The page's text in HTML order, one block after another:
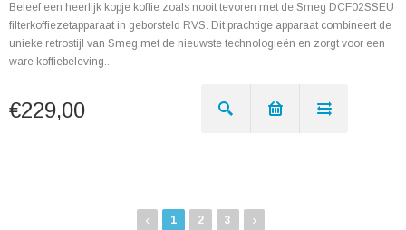
Beleef een heerlijk kopje koffie zoals nooit tevoren met de Smeg DCF02SSEU
filterkoffiezetapparaat in geborsteld RVS. Dit prachtige apparaat combineert de
unieke retrostijl van Smeg met de nieuwste technologieën en zorgt voor een
ware koffiebeleving...
€229,00
‹ 1 2 3 ›